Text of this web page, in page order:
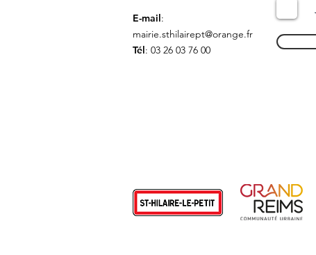
E-mail:
mairie.sthilairept@orange.fr
Tél: 03 26 03 76 00